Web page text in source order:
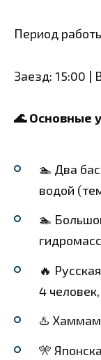
Период
Заезд: 15:00 |
🌊 Основные
🏊 Два
водой
🏊
🔥
4
♨️ Хаммам
🎌